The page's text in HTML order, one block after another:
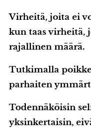
Virheitä, joita ei
kun taas virheitä,
rajallinen määrä.
Tutkimalla
parhaiten
Todennäköisin
yksinkertaisin,